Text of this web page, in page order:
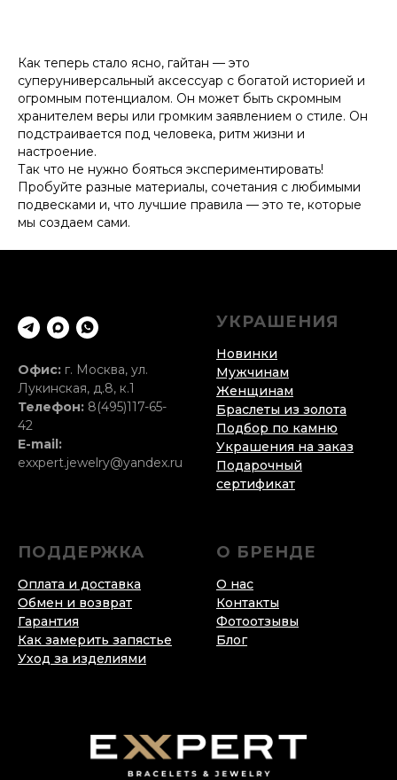
Как теперь стало ясно, гайтан — это
суперуниверсальный аксессуар с богатой историей и
огромным потенциалом. Он может быть скромным
хранителем веры или громким заявлением о стиле. Он
подстраивается под человека, ритм жизни и
настроение.
Так что не нужно бояться экспериментировать!
Пробуйте разные материалы, сочетания с любимыми
подвесками и, что лучшие правила — это те, которые
мы создаем сами.
Офис: г. Москва, ул.
Лукинская, д.8, к.1
Телефон: 8(495)117-65-
42
E-mail:
exxpert.jewelry@yandex.ru
УКРАШЕНИЯ
Новинки
Мужчинам
Женщинам
Браслеты из золота
Подбор по камню
Украшения на заказ
Подарочный
сертификат
ПОДДЕРЖКА
Оплата и доставка
Обмен и возврат
Гарантия
Как замерить запястье
Уход за изделиями
О БРЕНДЕ
О нас
Контакты
Фотоотзывы
Блог